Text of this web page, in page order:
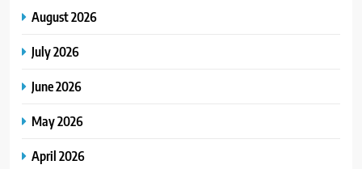
August 2026
July 2026
June 2026
May 2026
April 2026